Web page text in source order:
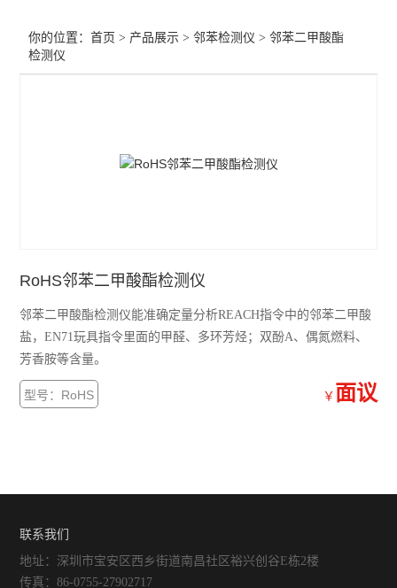
你的位置：首页 > 产品展示 >邻苯检测仪 >邻苯二甲酸酯
检测仪
RoHS邻苯二甲酸酯检测仪
邻苯二甲酸酯检测仪能准确定量分析REACH指令中的邻苯二甲酸
盐，EN71玩具指令里面的甲醛、多环芳烃；双酚A、偶氮燃料、
芳香胺等含量。
型号：RoHS ￥ 面议
联系我们
地址：深圳市宝安区西乡街道南昌社区裕兴创谷E栋2楼
传真：86-0755-27902717